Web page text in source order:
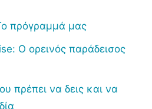
πρόγραμμά μας
Ο ορεινός παράδεισος
πρέπει να δεις και να